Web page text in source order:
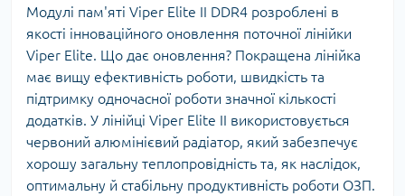
Модулі пам'яті Viper Elite II DDR4 розроблені в
якості інноваційного оновлення поточної лінійки
Viper Elite. Що дає оновлення? Покращена лінійка
має вищу ефективність роботи, швидкість та
підтримку одночасної роботи значної кількості
додатків. У лінійці Viper Elite II використовується
червоний алюмінієвий радіатор, який забезпечує
хорошу загальну теплопровідність та, як наслідок,
оптимальну й стабільну продуктивність роботи ОЗП.